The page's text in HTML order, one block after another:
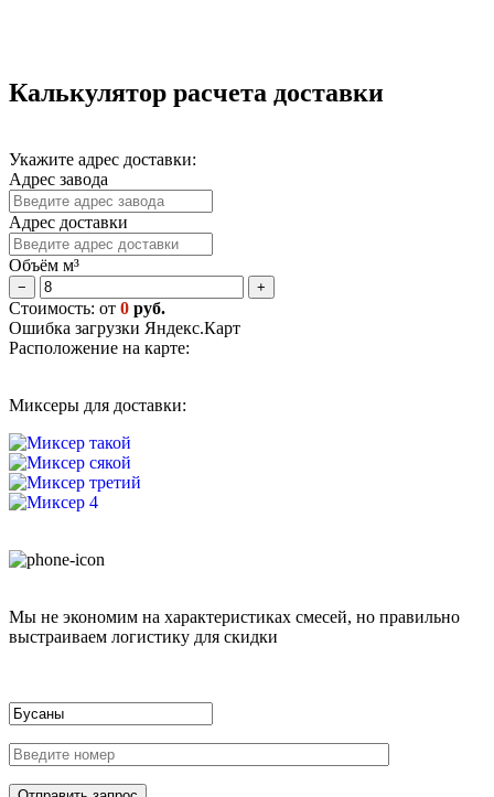
Калькулятор расчета доставки
Укажите адрес доставки:
Адрес завода
Адрес доставки
Объём м³
− +
Стоимость: от 0 руб.
Ошибка загрузки Яндекс.Карт
Расположение на карте:
Миксеры для доставки:
Мы не экономим на характеристиках смесей, но правильно
выстраиваем логистику для скидки